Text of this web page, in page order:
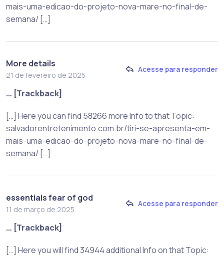
mais-uma-edicao-do-projeto-nova-mare-no-final-de-
semana/ […]
More details
21 de fevereiro de 2025
Acesse para responder
… [Trackback]
[…] Here you can find 58266 more Info to that Topic:
salvadorentretenimento.com.br/tiri-se-apresenta-em-
mais-uma-edicao-do-projeto-nova-mare-no-final-de-
semana/ […]
essentials fear of god
11 de março de 2025
Acesse para responder
… [Trackback]
[…] Here you will find 34944 additional Info on that Topic: